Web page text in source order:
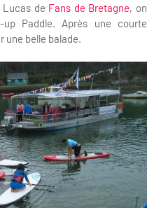
de Fans de Bretagne, on
Paddle. Après une courte
une belle balade.